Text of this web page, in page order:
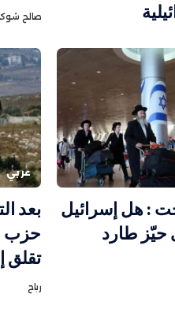
صالح
: هل إسرائيل
حيّز طارد
عربي
بعد
حزب
تقلق
رباح